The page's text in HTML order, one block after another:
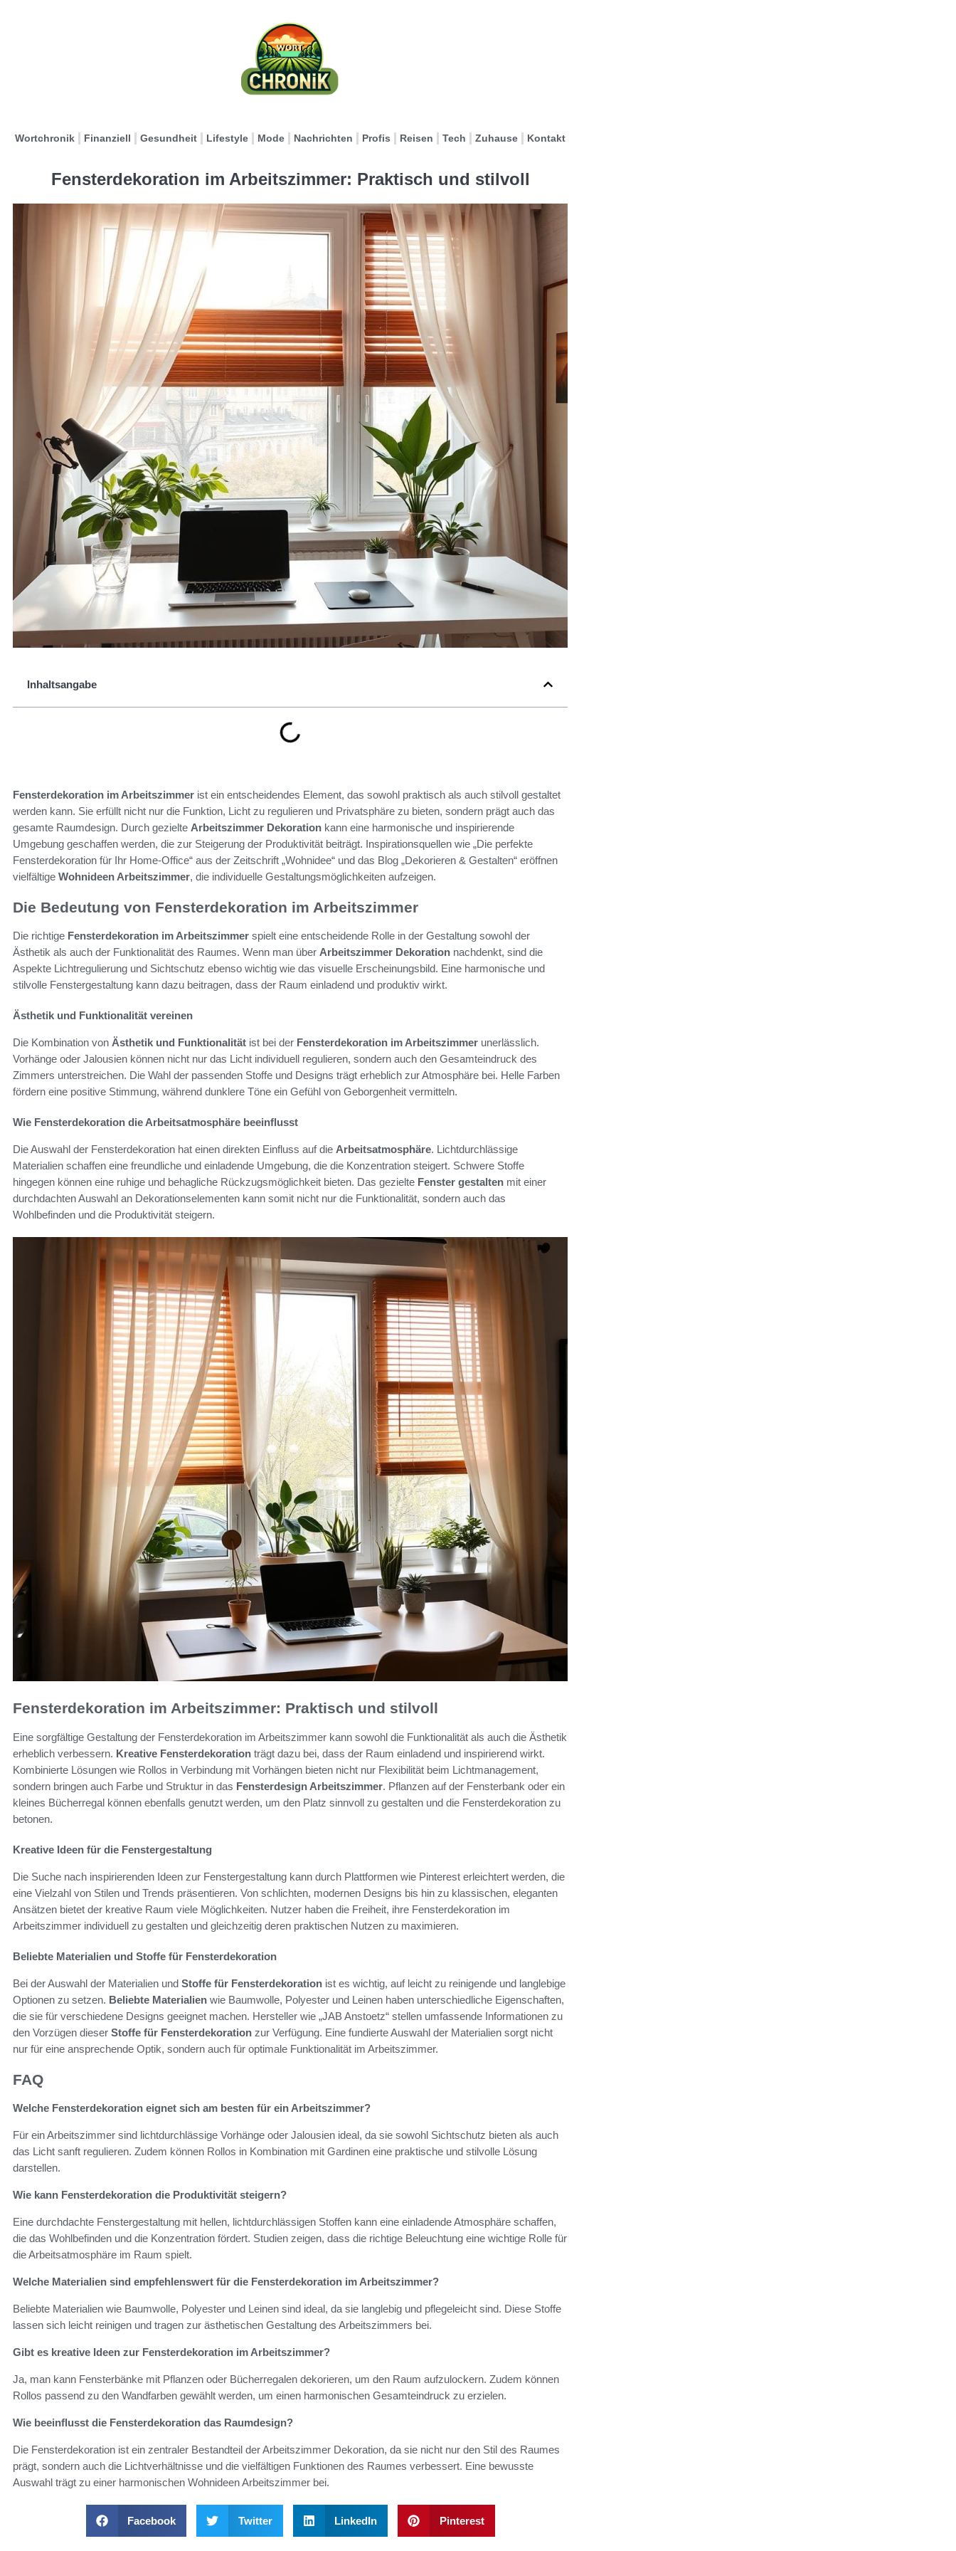
Wortchronik Finanziell Gesundheit Lifestyle Mode Nachrichten Profis Reisen Tech Zuhause Kontakt
Fensterdekoration im Arbeitszimmer: Praktisch und stilvoll
Inhaltsangabe
Fensterdekoration im Arbeitszimmer ist ein entscheidendes Element, das sowohl praktisch als auch stilvoll gestaltet
werden kann. Sie erfüllt nicht nur die Funktion, Licht zu regulieren und Privatsphäre zu bieten, sondern prägt auch das
gesamte Raumdesign. Durch gezielte Arbeitszimmer Dekoration kann eine harmonische und inspirierende
Umgebung geschaffen werden, die zur Steigerung der Produktivität beiträgt. Inspirationsquellen wie „Die perfekte
Fensterdekoration für Ihr Home-Office“ aus der Zeitschrift „Wohnidee“ und das Blog „Dekorieren & Gestalten“ eröffnen
vielfältige Wohnideen Arbeitszimmer, die individuelle Gestaltungsmöglichkeiten aufzeigen.
Die Bedeutung von Fensterdekoration im Arbeitszimmer
Die richtige Fensterdekoration im Arbeitszimmer spielt eine entscheidende Rolle in der Gestaltung sowohl der
Ästhetik als auch der Funktionalität des Raumes. Wenn man über Arbeitszimmer Dekoration nachdenkt, sind die
Aspekte Lichtregulierung und Sichtschutz ebenso wichtig wie das visuelle Erscheinungsbild. Eine harmonische und
stilvolle Fenstergestaltung kann dazu beitragen, dass der Raum einladend und produktiv wirkt.
Ästhetik und Funktionalität vereinen
Die Kombination von Ästhetik und Funktionalität ist bei der Fensterdekoration im Arbeitszimmer unerlässlich.
Vorhänge oder Jalousien können nicht nur das Licht individuell regulieren, sondern auch den Gesamteindruck des
Zimmers unterstreichen. Die Wahl der passenden Stoffe und Designs trägt erheblich zur Atmosphäre bei. Helle Farben
fördern eine positive Stimmung, während dunklere Töne ein Gefühl von Geborgenheit vermitteln.
Wie Fensterdekoration die Arbeitsatmosphäre beeinflusst
Die Auswahl der Fensterdekoration hat einen direkten Einfluss auf die Arbeitsatmosphäre. Lichtdurchlässige
Materialien schaffen eine freundliche und einladende Umgebung, die die Konzentration steigert. Schwere Stoffe
hingegen können eine ruhige und behagliche Rückzugsmöglichkeit bieten. Das gezielte Fenster gestalten mit einer
durchdachten Auswahl an Dekorationselementen kann somit nicht nur die Funktionalität, sondern auch das
Wohlbefinden und die Produktivität steigern.
Fensterdekoration im Arbeitszimmer: Praktisch und stilvoll
Eine sorgfältige Gestaltung der Fensterdekoration im Arbeitszimmer kann sowohl die Funktionalität als auch die Ästhetik
erheblich verbessern. Kreative Fensterdekoration trägt dazu bei, dass der Raum einladend und inspirierend wirkt.
Kombinierte Lösungen wie Rollos in Verbindung mit Vorhängen bieten nicht nur Flexibilität beim Lichtmanagement,
sondern bringen auch Farbe und Struktur in das Fensterdesign Arbeitszimmer. Pflanzen auf der Fensterbank oder ein
kleines Bücherregal können ebenfalls genutzt werden, um den Platz sinnvoll zu gestalten und die Fensterdekoration zu
betonen.
Kreative Ideen für die Fenstergestaltung
Die Suche nach inspirierenden Ideen zur Fenstergestaltung kann durch Plattformen wie Pinterest erleichtert werden, die
eine Vielzahl von Stilen und Trends präsentieren. Von schlichten, modernen Designs bis hin zu klassischen, eleganten
Ansätzen bietet der kreative Raum viele Möglichkeiten. Nutzer haben die Freiheit, ihre Fensterdekoration im
Arbeitszimmer individuell zu gestalten und gleichzeitig deren praktischen Nutzen zu maximieren.
Beliebte Materialien und Stoffe für Fensterdekoration
Bei der Auswahl der Materialien und Stoffe für Fensterdekoration ist es wichtig, auf leicht zu reinigende und langlebige
Optionen zu setzen. Beliebte Materialien wie Baumwolle, Polyester und Leinen haben unterschiedliche Eigenschaften,
die sie für verschiedene Designs geeignet machen. Hersteller wie „JAB Anstoetz“ stellen umfassende Informationen zu
den Vorzügen dieser Stoffe für Fensterdekoration zur Verfügung. Eine fundierte Auswahl der Materialien sorgt nicht
nur für eine ansprechende Optik, sondern auch für optimale Funktionalität im Arbeitszimmer.
FAQ
Welche Fensterdekoration eignet sich am besten für ein Arbeitszimmer?
Für ein Arbeitszimmer sind lichtdurchlässige Vorhänge oder Jalousien ideal, da sie sowohl Sichtschutz bieten als auch
das Licht sanft regulieren. Zudem können Rollos in Kombination mit Gardinen eine praktische und stilvolle Lösung
darstellen.
Wie kann Fensterdekoration die Produktivität steigern?
Eine durchdachte Fenstergestaltung mit hellen, lichtdurchlässigen Stoffen kann eine einladende Atmosphäre schaffen,
die das Wohlbefinden und die Konzentration fördert. Studien zeigen, dass die richtige Beleuchtung eine wichtige Rolle für
die Arbeitsatmosphäre im Raum spielt.
Welche Materialien sind empfehlenswert für die Fensterdekoration im Arbeitszimmer?
Beliebte Materialien wie Baumwolle, Polyester und Leinen sind ideal, da sie langlebig und pflegeleicht sind. Diese Stoffe
lassen sich leicht reinigen und tragen zur ästhetischen Gestaltung des Arbeitszimmers bei.
Gibt es kreative Ideen zur Fensterdekoration im Arbeitszimmer?
Ja, man kann Fensterbänke mit Pflanzen oder Bücherregalen dekorieren, um den Raum aufzulockern. Zudem können
Rollos passend zu den Wandfarben gewählt werden, um einen harmonischen Gesamteindruck zu erzielen.
Wie beeinflusst die Fensterdekoration das Raumdesign?
Die Fensterdekoration ist ein zentraler Bestandteil der Arbeitszimmer Dekoration, da sie nicht nur den Stil des Raumes
prägt, sondern auch die Lichtverhältnisse und die vielfältigen Funktionen des Raumes verbessert. Eine bewusste
Auswahl trägt zu einer harmonischen Wohnideen Arbeitszimmer bei.
Facebook Twitter LinkedIn Pinterest